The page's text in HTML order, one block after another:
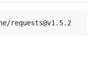
requests@v1.5.2